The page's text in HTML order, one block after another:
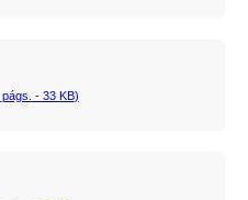
págs. - 33 KB)